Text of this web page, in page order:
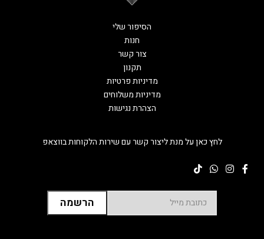
לחץ כאן על מנת ליצור קשר עם שירות הלקוחות בווצאפ
הסיפור שלי
חנות
צור קשר
תקנון
מדיניות פרטיות
מדיניות משלוחים
הצהרת נגישות